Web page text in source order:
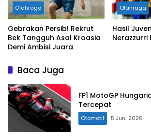
Olahraga
Gebrakan Persib! Rekrut
Bek Tangguh Asal Kroasia
Demi Ambisi Juara
Olahraga
Hasil
Nerazzurri
Baca Juga
FP1 MotoGP
Tercepat
Otomotif 5 Juni 2026